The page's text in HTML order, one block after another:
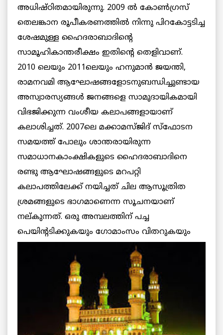
അധിഷ്ഠിതമായിരുന്നു. 2009 ല്‍ കോണ്‍ഗ്രസ്
തെലങ്കാന രൂപീകരണത്തില്‍ നിന്നു പിറകോട്ടടിച്ച
ശേഷമുള്ള ഹൈദരാബാദിന്റെ
സാമൂഹികാന്തരീക്ഷം ഇതിന്റെ തെളിവാണ്.
2010 ലെയും 2011ലെയും ഹനുമാന്‍ ജയന്തി,
രാമനവമി ആഘോഷങ്ങളോടനുബന്ധിച്ചുണ്ടായ
അസ്വാരസ്യങ്ങള്‍ ജനങ്ങളെ സാമുദായികമായി
വിഭജിക്കുന്ന വംശീയ കലാപങ്ങളായാണ്
കലാശിച്ചത്. 2007ലെ മക്കാമസ്ജിദ് സ്‌ഫോടന
സമയത്ത് പോലും ശാന്തരായിരുന്ന
സമാധാനകാംക്ഷികളുടെ ഹൈദരാബാദിനെ
രണ്ടു ആഘോഷങ്ങളുടെ മറപറ്റി
കലാപത്തിലേക്ക് നയിച്ചത് ചില ആസൂത്രിത
ശ്രമങ്ങളുടെ ഭാഗമാണെന്ന സൂചനയാണ്
നല്കുന്നത്. ഒരു അമ്പലത്തിന് പച്ച
പെയിന്റടിക്കുകയും ഗോമാംസം വിതറുകയും